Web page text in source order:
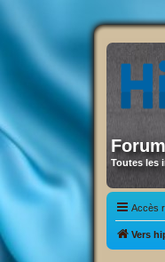
Toutes les
Accès
Vers